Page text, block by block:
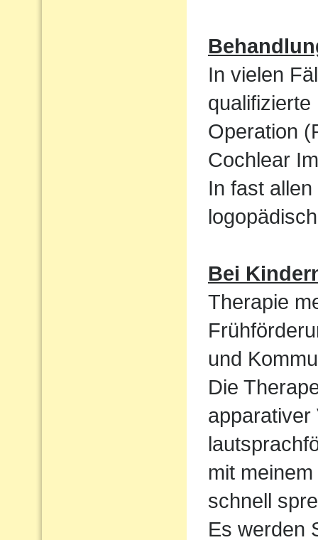
In vielen
Operation
Cochlear
In fast
Bei
Therapie
und
Die
apparativer
mit
schnell
Es werden